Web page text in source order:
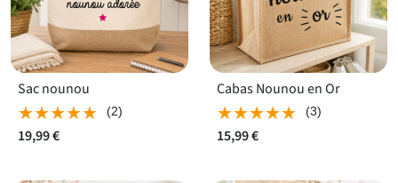
Sac nounou
★★★★★
★★★★★ (2)
19,99 €
Cabas Nounou en Or
★★★★★
★★★★★ (3)
15,99 €